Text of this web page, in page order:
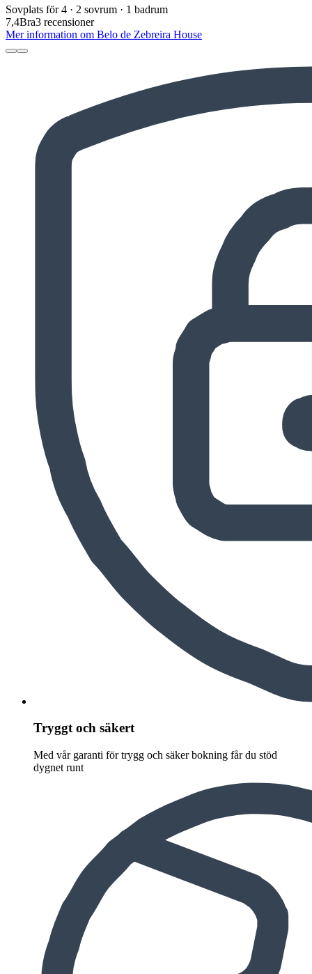
Sovplats för 4 · 2 sovrum · 1 badrum
7,4Bra3 recensioner
Mer information om Belo de Zebreira House
Tryggt och säkert
Med vår garanti för trygg och säker bokning får du stöd
dygnet runt